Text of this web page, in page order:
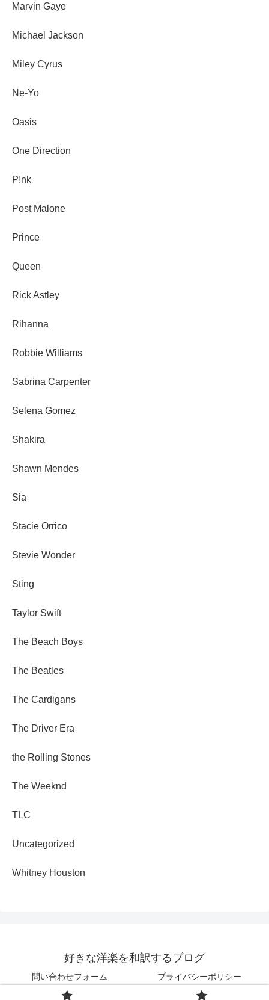
Marvin Gaye
Michael Jackson
Miley Cyrus
Ne-Yo
Oasis
One Direction
P!nk
Post Malone
Prince
Queen
Rick Astley
Rihanna
Robbie Williams
Sabrina Carpenter
Selena Gomez
Shakira
Shawn Mendes
Sia
Stacie Orrico
Stevie Wonder
Sting
Taylor Swift
The Beach Boys
The Beatles
The Cardigans
The Driver Era
the Rolling Stones
The Weeknd
TLC
Uncategorized
Whitney Houston
好きな洋楽を和訳するブログ
問い合わせフォーム プライバシーポリシー
© 2025 好きな洋楽を和訳するブログ.